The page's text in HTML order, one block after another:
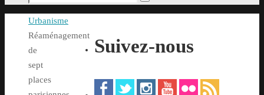
:
Rechercher
Accueil
Urbanisme
Réaménagement
de
sept
places
Suivez-nous